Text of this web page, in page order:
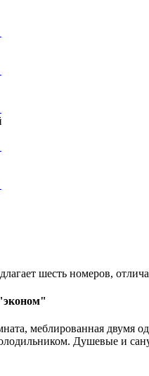
шесть номеров,
меблированная
Душевые и